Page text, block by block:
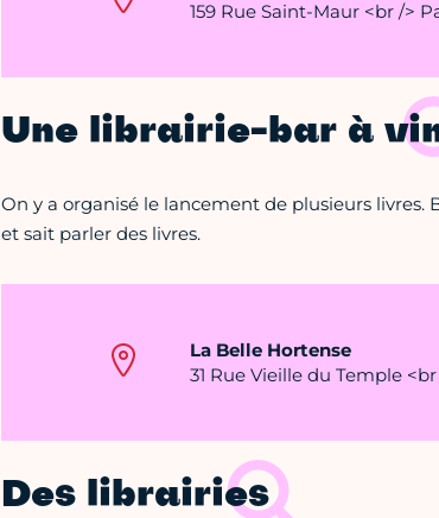
159 Rue Saint-Maur <br />
Une librairie-bar à
On y a organisé le lancement de plusieurs
et sait parler des livres.
La Belle Hortense
31 Rue Vieille du Temple
Des librairies